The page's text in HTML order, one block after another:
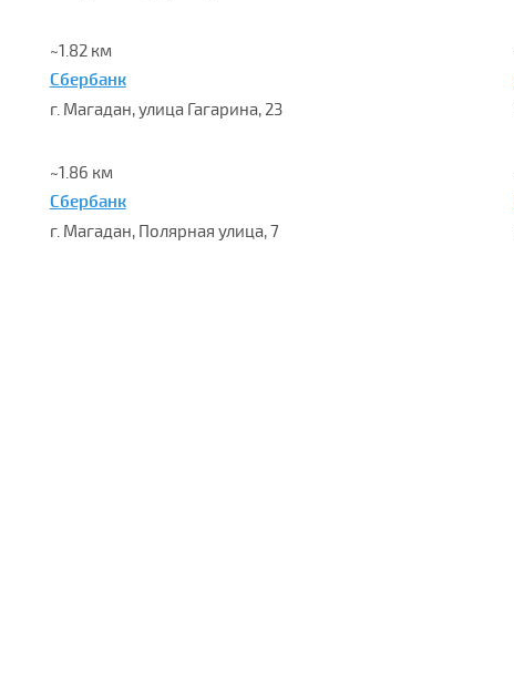
~1.82 км
Сбербанк
г. Магадан, улица Гагарина, 23
~1.86 км
Сбербанк
г. Магадан, Полярная улица, 7